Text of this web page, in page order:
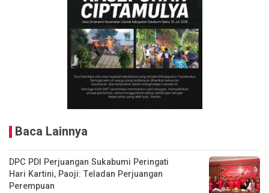
Baca Lainnya
DPC PDI Perjuangan Sukabumi Peringati
Hari Kartini, Paoji: Teladan Perjuangan
Perempuan